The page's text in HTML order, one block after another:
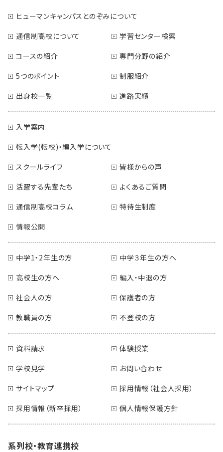
ヒューマンキャンパスとのぞみについて
通信制高校について
学習センター検索
コースの紹介
専門分野の紹介
5つのポイント
制服紹介
出身校一覧
進路実績
入学案内
転入学(転校)・編入学について
スクールライフ
皆様からの声
活躍する先輩たち
よくあるご質問
通信制高校コラム
特待生制度
情報公開
中学1・2年生の方
中学３年生の方へ
高校生の方へ
編入・中退の方
社会人の方
保護者の方
教職員の方
不登校の方
資料請求
体験授業
学校見学
お問い合わせ
サイトマップ
採用情報（社会人採用）
採用情報（新卒採用）
個人情報保護方針
系列校・教育連携校